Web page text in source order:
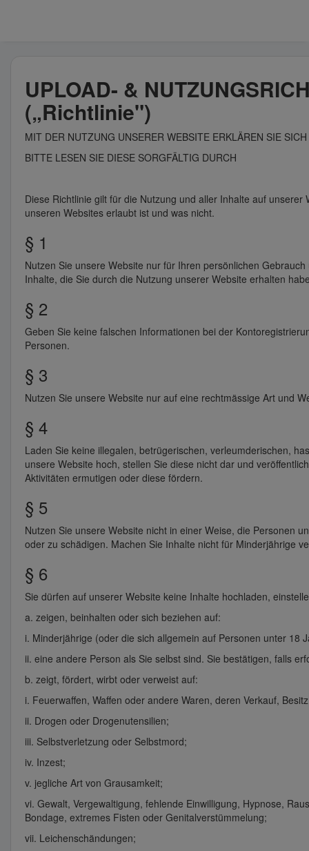
UPLOAD- &
(„Richtlinie")
MIT DER NUTZUNG UNSERER WEBSITE ERKLÄREN SIE
BITTE LESEN SIE DIESE SORGFÄLTIG DURCH
Diese Richtlinie gilt für die Nutzung und aller Inhalte auf
unseren Websites erlaubt ist und was nicht.
§ 1
Nutzen Sie unsere Website nur für Ihren persönlichen
Inhalte, die Sie durch die Nutzung unserer Website erhalten
§ 2
Geben Sie keine falschen Informationen bei der
Personen.
§ 3
Nutzen Sie unsere Website nur auf eine rechtmässige Art und
§ 4
Laden Sie keine illegalen, betrügerischen, verleumderischen,
unsere Website hoch, stellen Sie diese nicht dar und
Aktivitäten ermutigen oder diese fördern.
§ 5
Nutzen Sie unsere Website nicht in einer Weise, die Personen
oder zu schädigen. Machen Sie Inhalte nicht für Minderjährige
§ 6
Sie dürfen auf unserer Website keine Inhalte hochladen,
a. zeigen, beinhalten oder sich beziehen auf:
i. Minderjährige (oder die sich allgemein auf Personen unter 18
ii. eine andere Person als Sie selbst sind. Sie bestätigen, falls
b. zeigt, fördert, wirbt oder verweist auf:
i. Feuerwaffen, Waffen oder andere Waren, deren Verkauf,
ii. Drogen oder Drogenutensilien;
iii. Selbstverletzung oder Selbstmord;
iv. Inzest;
v. jegliche Art von Grausamkeit;
vi. Gewalt, Vergewaltigung, fehlende Einwilligung, Hypnose,
Bondage, extremes Fisten oder Genitalverstümmelung;
vii. Leichenschändungen;